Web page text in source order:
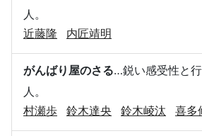
人。
近藤隆
内匠靖明
がんばり屋のさる…鋭い感受性と
人。
村瀬歩
鈴木達央 鈴木崚汰 喜多